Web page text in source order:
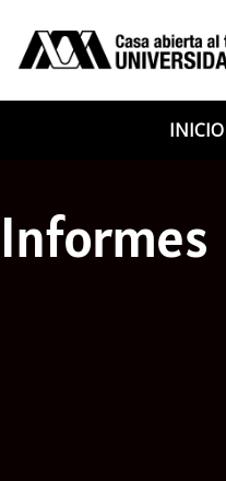
DefensoríaINICIO
Informes